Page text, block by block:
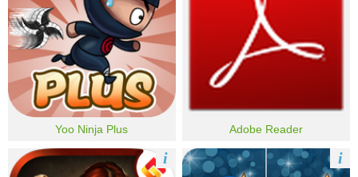
Yoo Ninja Plus Adobe Reader
i i